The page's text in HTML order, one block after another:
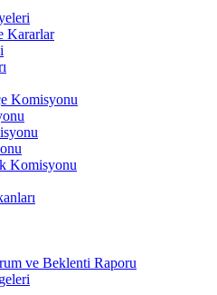
Kararlar
Komisyonu
Komisyonu
ve Beklenti Raporu